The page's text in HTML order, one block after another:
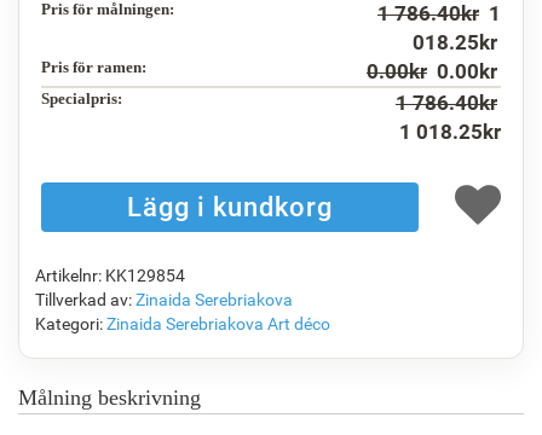
F5130-234 F3013-236
1 042.61kr
F7034-296 F6731-224
1 368.45 1 368.45
Pris för målningen: 1 786.40kr 1
018.25 kr
Pris för ramen: 0.00kr 0.00 kr
Specialpris: 1 786.40kr
1 018.25 kr
Artikelnr: KK129854
Tillverkad av:Zinaida Serebriakova
Kategori:Zinaida Serebriakova Art déco
Målning beskrivning